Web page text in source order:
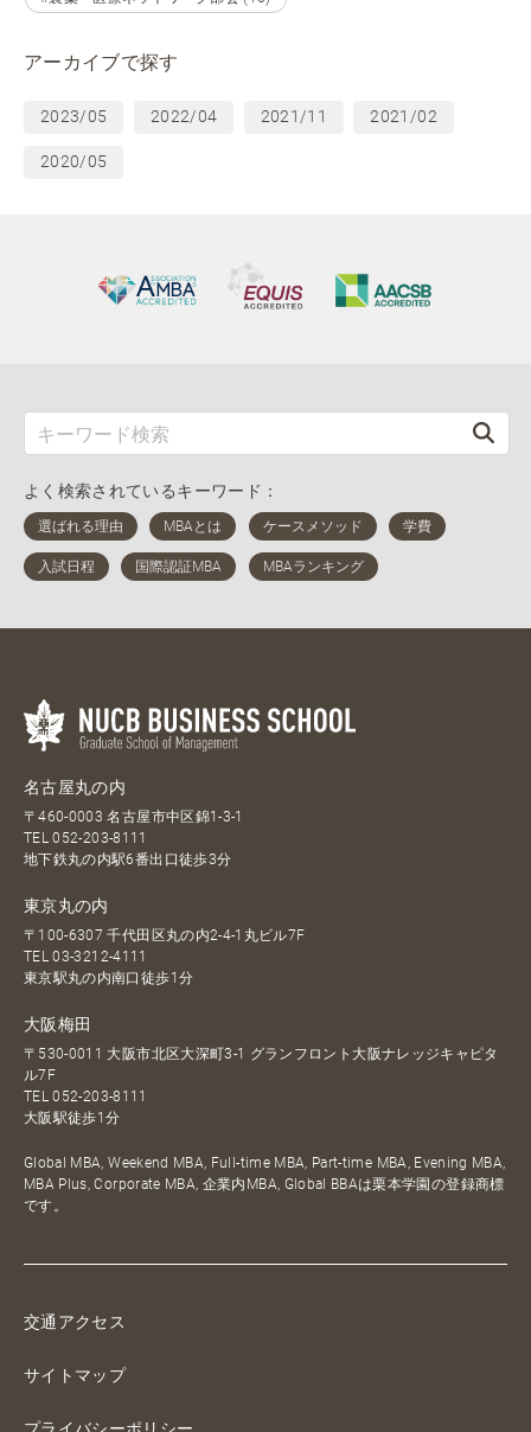
アーカイブで探す
2023/05 2022/04 2021/11 2021/02
2020/05
よく検索されているキーワード：
名古屋丸の内
〒460-0003 名古屋市中区錦1-3-1
TEL052-203-8111
地下鉄丸の内駅6番出口徒歩3分
東京丸の内
〒100-6307 千代田区丸の内2-4-1丸ビル7F
TEL03-3212-4111
東京駅丸の内南口徒歩1分
大阪梅田
〒530-0011 大阪市北区大深町3-1 グランフロント大阪ナレッジキャピタ
ル7F
TEL052-203-8111
大阪駅徒歩1分
Global MBA, Weekend MBA, Full-time MBA, Part-time MBA, Evening MBA,
MBA Plus, Corporate MBA, 企業内MBA, Global BBAは栗本学園の登録商標
です。
交通アクセス
サイトマップ